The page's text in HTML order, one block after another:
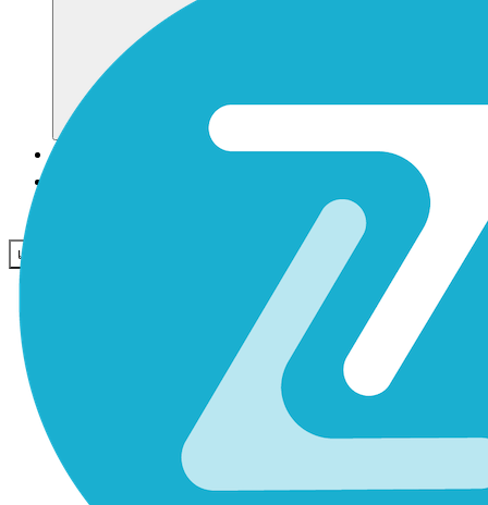
ชุมชน
เข้าสู่ระบบ